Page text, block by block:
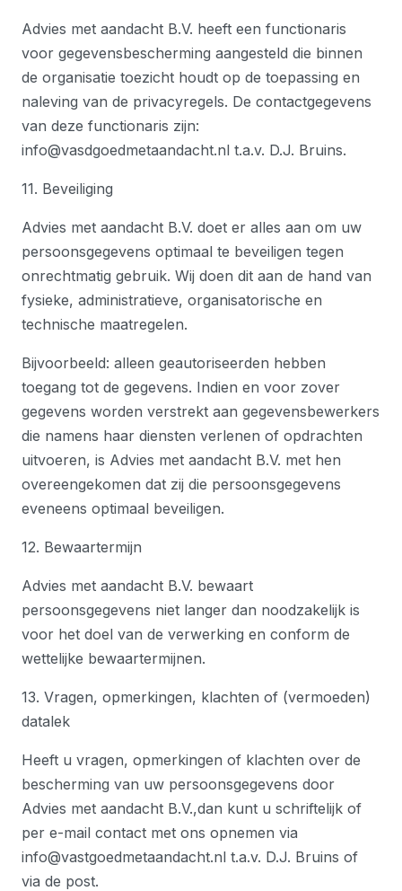
Advies met aandacht B.V. heeft een functionaris
voor gegevensbescherming aangesteld die binnen
de organisatie toezicht houdt op de toepassing en
naleving van de privacyregels. De contactgegevens
van deze functionaris zijn:
info@vasdgoedmetaandacht.nl t.a.v. D.J. Bruins.
11. Beveiliging
Advies met aandacht B.V. doet er alles aan om uw
persoonsgegevens optimaal te beveiligen tegen
onrechtmatig gebruik. Wij doen dit aan de hand van
fysieke, administratieve, organisatorische en
technische maatregelen.
Bijvoorbeeld: alleen geautoriseerden hebben
toegang tot de gegevens. Indien en voor zover
gegevens worden verstrekt aan gegevensbewerkers
die namens haar diensten verlenen of opdrachten
uitvoeren, is Advies met aandacht B.V. met hen
overeengekomen dat zij die persoonsgegevens
eveneens optimaal beveiligen.
12. Bewaartermijn
Advies met aandacht B.V. bewaart
persoonsgegevens niet langer dan noodzakelijk is
voor het doel van de verwerking en conform de
wettelijke bewaartermijnen.
13. Vragen, opmerkingen, klachten of (vermoeden)
datalek
Heeft u vragen, opmerkingen of klachten over de
bescherming van uw persoonsgegevens door
Advies met aandacht B.V.,dan kunt u schriftelijk of
per e-mail contact met ons opnemen via
info@vastgoedmetaandacht.nl t.a.v. D.J. Bruins of
via de post.